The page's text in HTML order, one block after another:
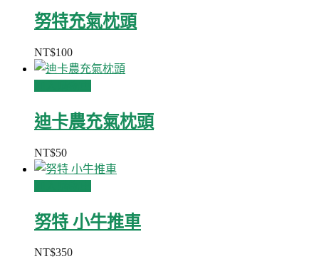
努特充氣枕頭
NT$100
迪卡農充氣枕頭
NT$50
努特 小牛推車
NT$350